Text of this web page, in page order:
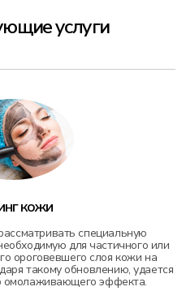
услуги
кожи
специальную
для частичного или
ороговевшего слоя кожи на
такому обновлению, удается
омолаживающего эффекта.